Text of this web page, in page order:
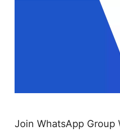
Join WhatsApp Group